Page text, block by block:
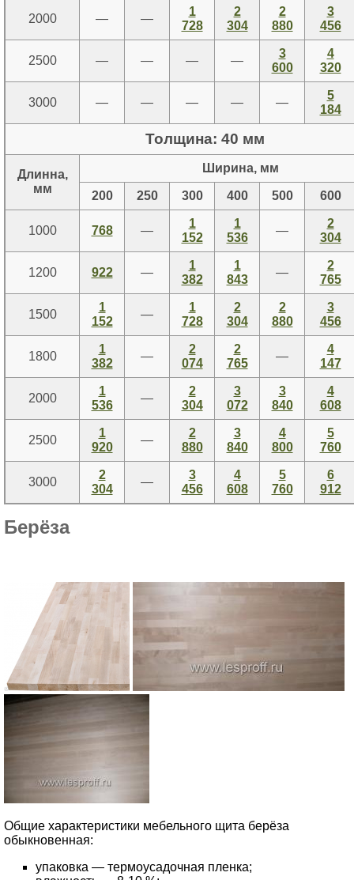
2000 — —
1
728
2
304
2
880
3
456
2500 — — — —
3
600
4
320
3000 — — — — —
5
184
Толщина: 40 мм
Длинна,
мм
Ширина, мм
200 250 300 400 500 600
1000 768 —
1
152
1
536
—
2
304
1200 922 —
1
382
1
843
—
2
765
1500
1
152
—
1
728
2
304
2
880
3
456
1800
1
382
—
2
074
2
765
—
4
147
2000
1
536
—
2
304
3
072
3
840
4
608
2500
1
920
—
2
880
3
840
4
800
5
760
3000
2
304
—
3
456
4
608
5
760
6
912
Берёза
Общие характеристики мебельного щита берёза
обыкновенная:
упаковка — термоусадочная пленка;